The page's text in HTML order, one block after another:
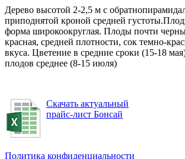
Дерево высотой 2-2,5 м с
приподнятой кроной средней
форма широкоокруглая. Плоды почти
красная, средней плотности, сок темно-
вкуса. Цветение в средние сроки (15-18
плодов среднее (8-15 июля)
Скачать актуальный
прайс-лист Бонсай
Политика конфиденциальности